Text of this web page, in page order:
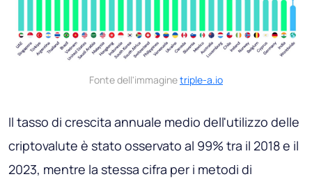
Fonte dell'immaginetriple-a.io
Il tasso di crescita annuale medio dell'utilizzo delle
criptovalute è stato osservato al 99% tra il 2018 e il
2023, mentre la stessa cifra per i metodi di